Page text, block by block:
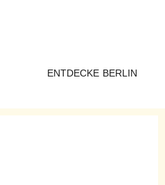
ENTDECKE BERLIN